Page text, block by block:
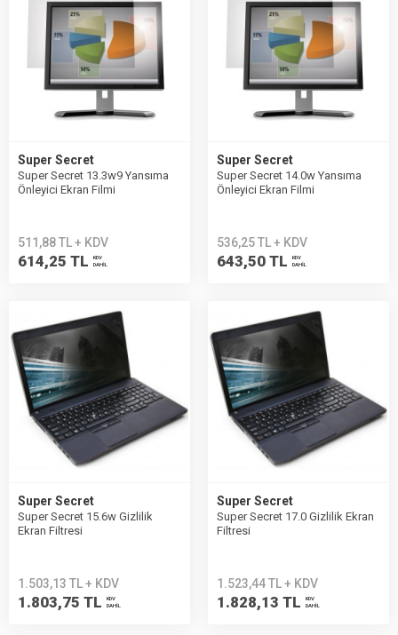
Super Secret
Super Secret 13.3w9 Yansıma
Önleyici Ekran Filmi
511,88 TL + KDV
614,25 TL
KDV
DAHİL
Super Secret
Super Secret 14.0w Yansıma
Önleyici Ekran Filmi
536,25 TL + KDV
643,50 TL
KDV
DAHİL
Super Secret
Super Secret 15.6w Gizlilik
Ekran Filtresi
1.503,13 TL + KDV
1.803,75 TL
KDV
DAHİL
Super Secret
Super Secret 17.0 Gizlilik Ekran
Filtresi
1.523,44 TL + KDV
1.828,13 TL
KDV
DAHİL